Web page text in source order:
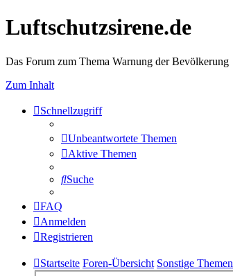
Luftschutzsirene.de
Das Forum zum Thema Warnung der Bevölkerung
Zum Inhalt
Schnellzugriff
Unbeantwortete Themen
Aktive Themen
Suche
FAQ
Anmelden
Registrieren
Startseite Foren-Übersicht Sonstige Themen